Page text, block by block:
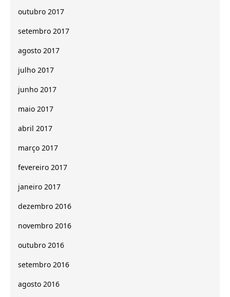
outubro 2017
setembro 2017
agosto 2017
julho 2017
junho 2017
maio 2017
abril 2017
março 2017
fevereiro 2017
janeiro 2017
dezembro 2016
novembro 2016
outubro 2016
setembro 2016
agosto 2016